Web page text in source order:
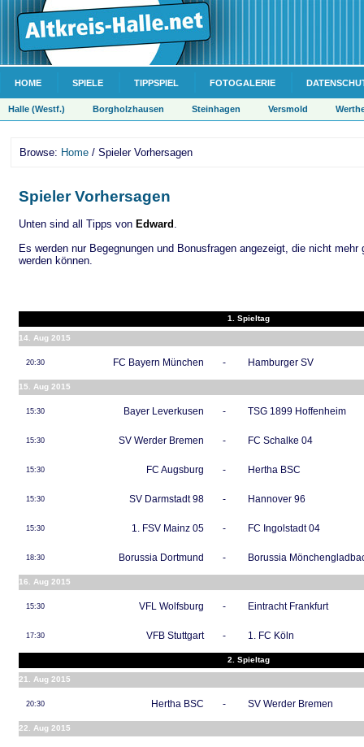
HOME SPIELE TIPPSPIEL FOTOGALERIE
Halle (Westf.) Borgholzhausen Steinhagen Versmold
Browse: Home / Spieler Vorhersagen
Spieler Vorhersagen
Unten sind all Tipps von Edward .
Es werden nur Begegnungen und Bonusfragen angezeigt, die nicht mehr
werden können.
1. Spieltag
14. Aug 2015
20:30 FC Bayern München - Hamburger SV
15. Aug 2015
15:30 Bayer Leverkusen - TSG 1899 Hoffenheim
15:30 SV Werder Bremen - FC Schalke 04
15:30 FC Augsburg - Hertha BSC
15:30 SV Darmstadt 98 - Hannover 96
15:30 1. FSV Mainz 05 - FC Ingolstadt 04
18:30 Borussia Dortmund - Borussia
16. Aug 2015
15:30 VFL Wolfsburg - Eintracht Frankfurt
17:30 VFB Stuttgart - 1. FC Köln
2. Spieltag
21. Aug 2015
20:30 Hertha BSC - SV Werder Bremen
22. Aug 2015